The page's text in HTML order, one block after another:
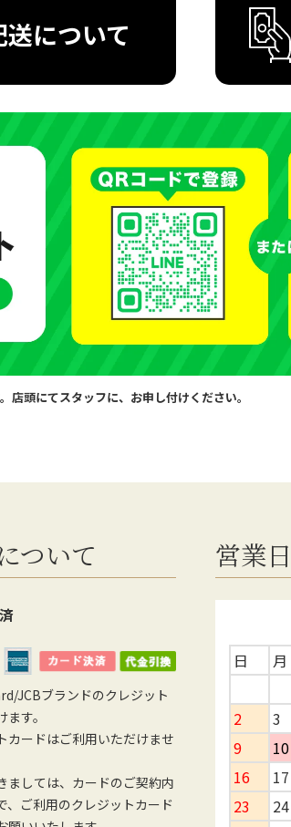
送について
頭にてスタッフに、お申し付けください。
ついて
JCBブランドのクレジット
す。
ードはご利用いただけませ
しては、カードのご契約内
、ご利用のクレジットカード
営業
日
月
2
3
9
10
16
17
23
24